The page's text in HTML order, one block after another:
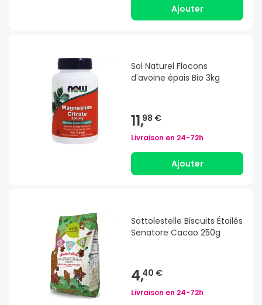
Ajouter
Sol Naturel Flocons
d'avoine épais Bio 3kg
11,98 €
Livraison en 24-72h
Ajouter
Sottolestelle Biscuits Étoilés
Senatore Cacao 250g
4,40 €
Livraison en 24-72h